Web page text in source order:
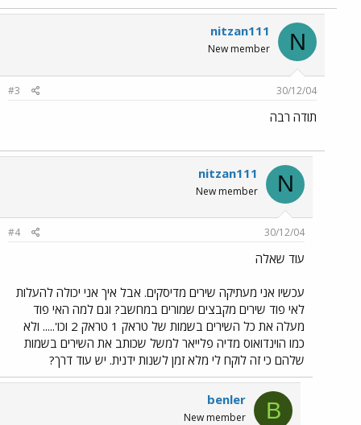
N
nitzan111
New member
30/12/04
#3
תודה רבה
N
nitzan111
New member
30/12/04
#4
עוד שאלה
עכשיו אני מעתיקה שירים מדיסקים. אבל איך אני יכולה להעלות
לאי פוד שירים מקבצים שמורים במחשב? וגם למה האי פוד
מעלה את כל השירים בשמות של טראק 1 טראק 2 וכו'..... ולא
כמו הוינדואוס מדיה פלייאר למשל שכותב את השירים בשמות
שלהם כי זה לוקח לי מלא זמן לשנות ידנית. יש עוד דרך?
B
benler
New member